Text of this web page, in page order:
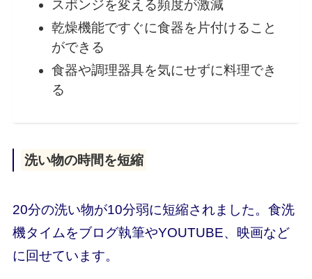
スポンジを変える頻度が激減
乾燥機能ですぐに食器を片付けること
ができる
食器や調理器具を気にせずに料理でき
る
洗い物の時間を短縮
20分の洗い物が10分弱に短縮されました。食洗
機タイムをブログ執筆やYOUTUBE、映画など
に回せています。